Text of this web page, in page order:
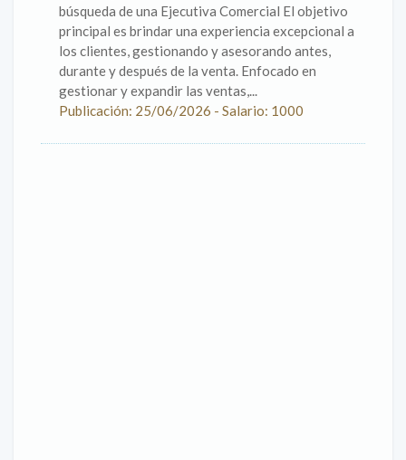
búsqueda de una Ejecutiva Comercial El objetivo
principal es brindar una experiencia excepcional a
los clientes, gestionando y asesorando antes,
durante y después de la venta. Enfocado en
gestionar y expandir las ventas,...
Publicación: 25/06/2026 - Salario: 1000